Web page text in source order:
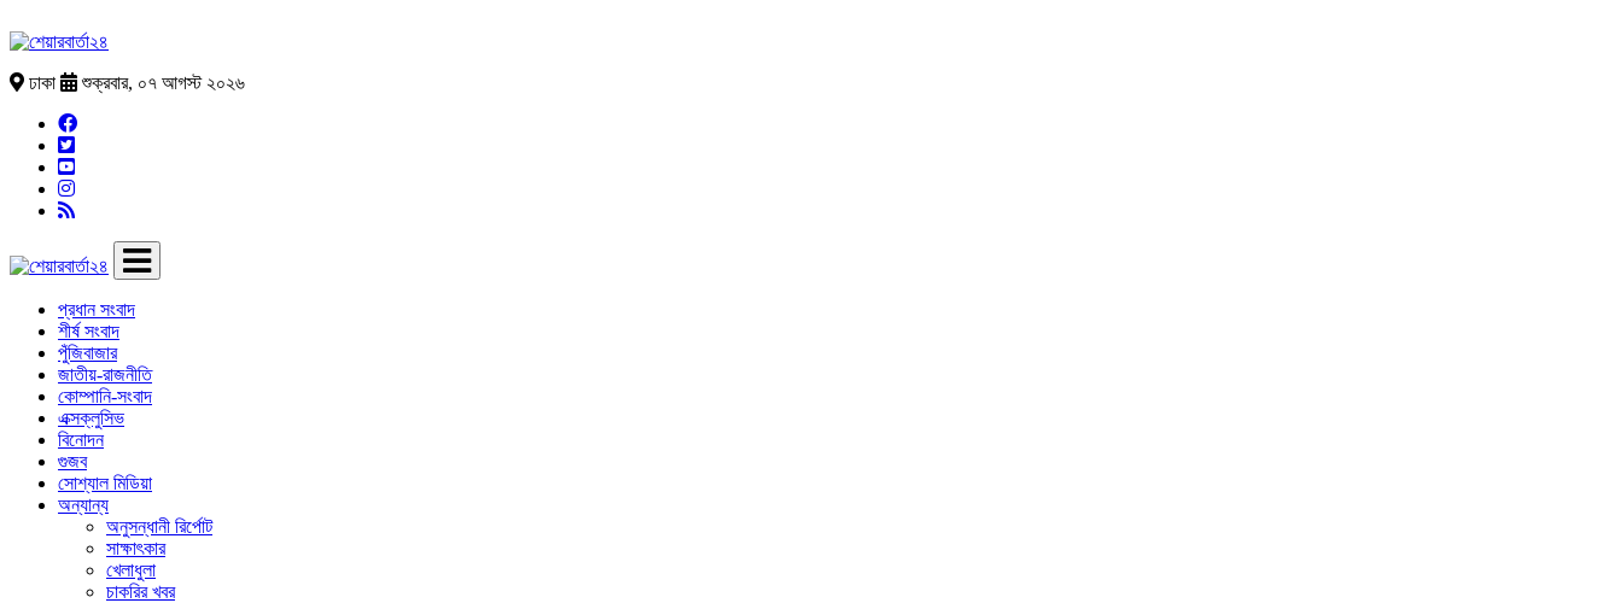
ঢাকা শুক্রবার, ০৭ আগস্ট ২০২৬
প্রধান সংবাদ
শীর্ষ সংবাদ
পুঁজিবাজার
জাতীয়-রাজনীতি
কোম্পানি-সংবাদ
এক্সক্লুসিভ
বিনোদন
গুজব
সোশ্যাল মিডিয়া
অন্যান্য
অনুসন্ধানী রির্পোট
সাক্ষাৎকার
খেলাধুলা
চাকরির খবর